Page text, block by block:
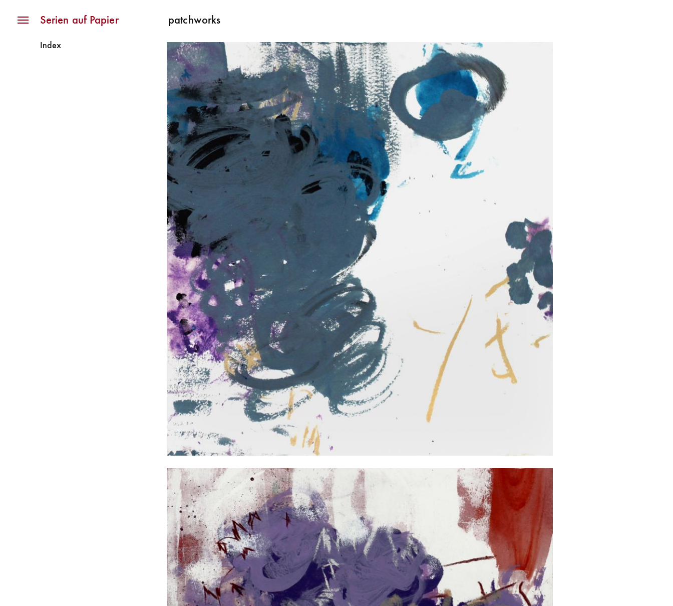
Navigation
Serien auf Papier
Index
patchworks